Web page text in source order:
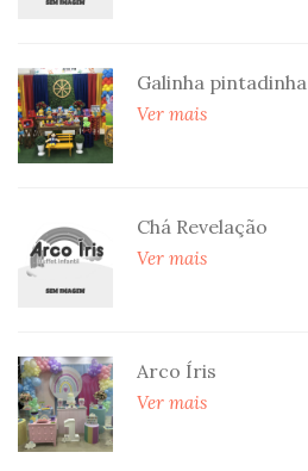
Galinha pintadinha
Ver mais
Chá Revelação
Ver mais
Arco Íris
Ver mais